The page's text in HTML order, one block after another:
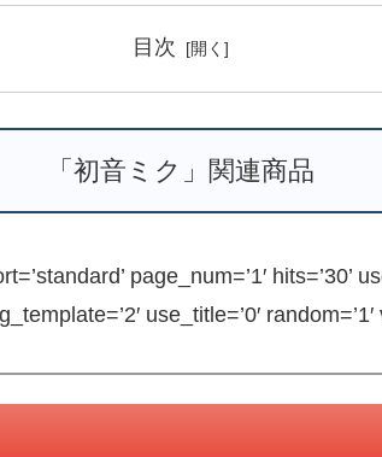
目次
「初音ミク」関連商品
page_num=’1′ hits=’30’
use_title=’0′ random=’1′